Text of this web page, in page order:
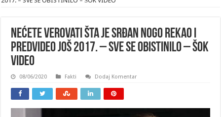
Nećete verovati šta je Srđan Nogo rekao i
predvideo još 2017. – SVE SE OBISTINILO – ŠOK
VIDEO
08/06/2020 Fakti Dodaj Komentar